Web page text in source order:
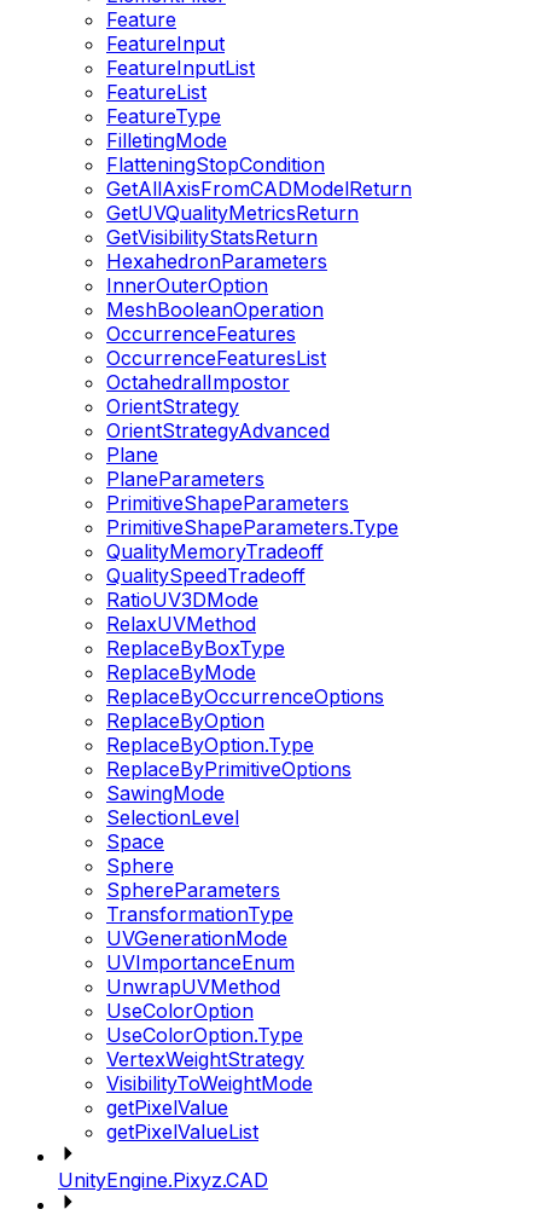
Feature
FeatureInput
FeatureInputList
FeatureList
FeatureType
FilletingMode
FlatteningStopCondition
GetAllAxisFromCADModelReturn
GetUVQualityMetricsReturn
GetVisibilityStatsReturn
HexahedronParameters
InnerOuterOption
MeshBooleanOperation
OccurrenceFeatures
OccurrenceFeaturesList
OctahedralImpostor
OrientStrategy
OrientStrategyAdvanced
Plane
PlaneParameters
PrimitiveShapeParameters
PrimitiveShapeParameters.Type
QualityMemoryTradeoff
QualitySpeedTradeoff
RatioUV3DMode
RelaxUVMethod
ReplaceByBoxType
ReplaceByMode
ReplaceByOccurrenceOptions
ReplaceByOption
ReplaceByOption.Type
ReplaceByPrimitiveOptions
SawingMode
SelectionLevel
Space
Sphere
SphereParameters
TransformationType
UVGenerationMode
UVImportanceEnum
UnwrapUVMethod
UseColorOption
UseColorOption.Type
VertexWeightStrategy
VisibilityToWeightMode
getPixelValue
getPixelValueList
UnityEngine.Pixyz.CAD